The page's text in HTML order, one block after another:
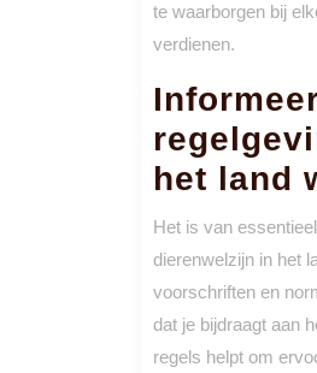
te waarborgen bij
verdienen.
het land
Het is van
dierenwelzijn in het
voorschriften en
dat je bijdraagt aan
regels helpt om